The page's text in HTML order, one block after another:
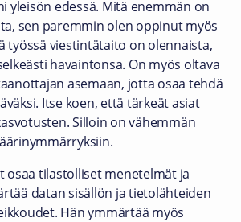
yleisön edessä. Mitä enemmän on
sen paremmin olen oppinut myös
työssä viestintätaito on olennaista,
havaintonsa. On myös oltava
asemaan, jotta osaa tehdä
Itse koen, että tärkeät asiat
Silloin on vähemmän
osaa tilastolliset menetelmät ja
datan sisällön ja tietolähteiden
Hän ymmärtää myös